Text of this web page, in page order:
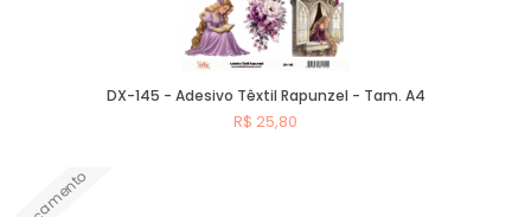
DX-145 - Adesivo Têxtil Rapunzel - Tam. A4
R$ 25,80